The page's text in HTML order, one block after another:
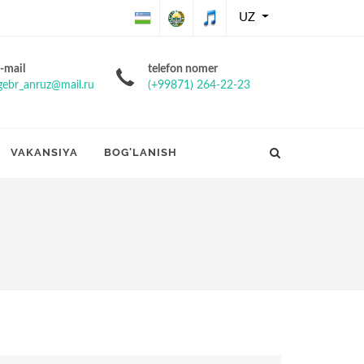
Respublikasining
RespublikasiRespublikasi
UZ
mail
telefon nomer
(+99871) 264-22-23
VAKANSIYA BOG'LANISH